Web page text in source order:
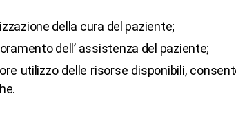
della cura del paziente;
dell’ assistenza del paziente;
utilizzo delle risorse disponibili,